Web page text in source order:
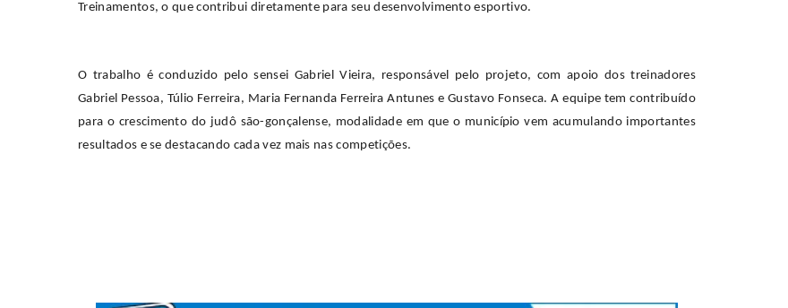
Treinamentos, o que contribui diretamente para seu desenvolvimento esportivo.
O trabalho é conduzido pelo sensei Gabriel Vieira, responsável pelo projeto, com apoio dos treinadores
Gabriel Pessoa, Túlio Ferreira, Maria Fernanda Ferreira Antunes e Gustavo Fonseca. A equipe tem contribuído
para o crescimento do judô são-gonçalense, modalidade em que o município vem acumulando importantes
resultados e se destacando cada vez mais nas competições.